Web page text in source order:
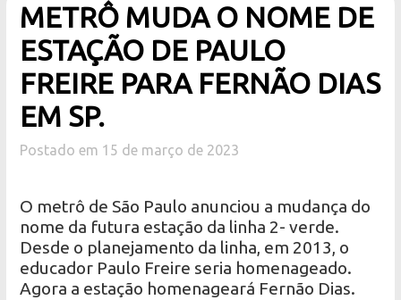
METRÔ MUDA O NOME DE
ESTAÇÃO DE PAULO
FREIRE PARA FERNÃO DIAS
EM SP.
Postado em 15 de março de 2023
O metrô de São Paulo anunciou a mudança do
nome da futura estação da linha 2- verde.
Desde o planejamento da linha, em 2013, o
educador Paulo Freire seria homenageado.
Agora a estação homenageará Fernão Dias.